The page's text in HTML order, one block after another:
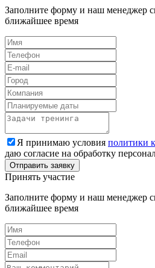
Заполните форму и наш менеджер
ближайшее время
Я принимаю условия политики
даю согласие на обработку
Принять участие
Заполните форму и наш менеджер
ближайшее время